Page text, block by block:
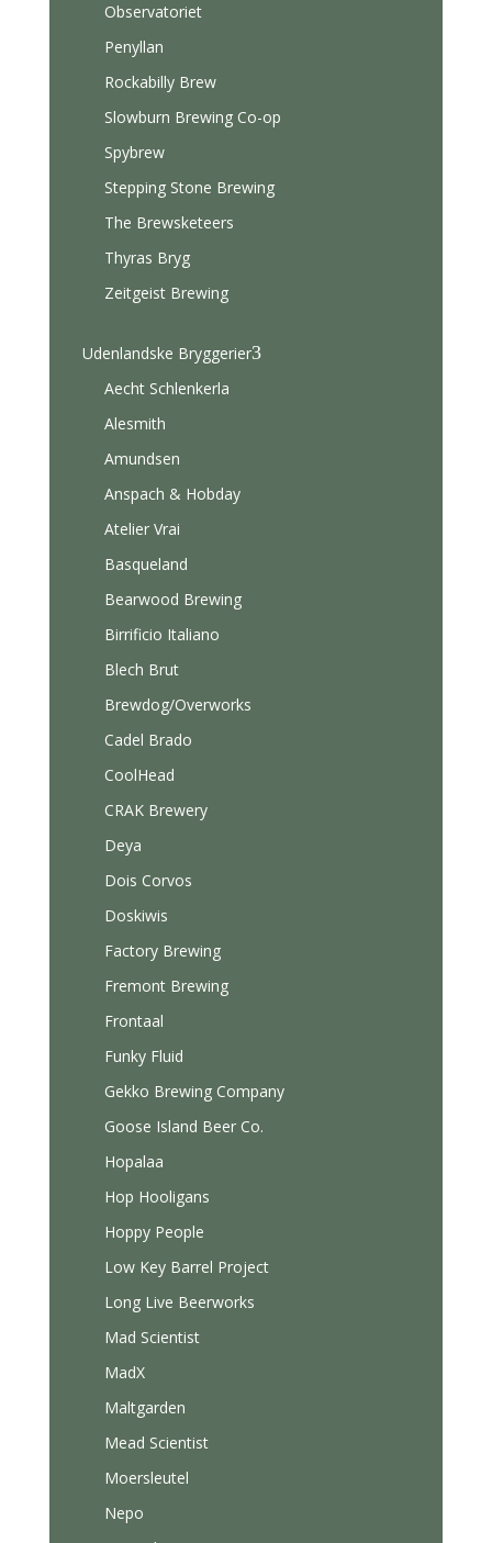
Observatoriet
Penyllan
Rockabilly Brew
Slowburn Brewing Co-op
Spybrew
Stepping Stone Brewing
The Brewsketeers
Thyras Bryg
Zeitgeist Brewing
Udenlandske Bryggerier3
Aecht Schlenkerla
Alesmith
Amundsen
Anspach & Hobday
Atelier Vrai
Basqueland
Bearwood Brewing
Birrificio Italiano
Blech Brut
Brewdog/Overworks
Cadel Brado
CoolHead
CRAK Brewery
Deya
Dois Corvos
Doskiwis
Factory Brewing
Fremont Brewing
Frontaal
Funky Fluid
Gekko Brewing Company
Goose Island Beer Co.
Hopalaa
Hop Hooligans
Hoppy People
Low Key Barrel Project
Long Live Beerworks
Mad Scientist
MadX
Maltgarden
Mead Scientist
Moersleutel
Nepo